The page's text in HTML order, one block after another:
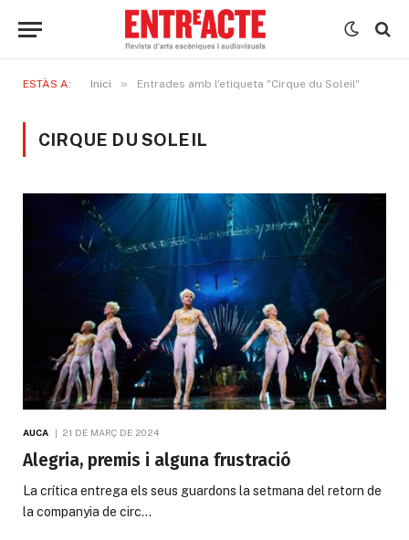
ESTÀS A: Inici » Entrades amb l'etiqueta "Cirque du Soleil"
CIRQUE DU SOLEIL
AUCA 21 DE MARÇ DE 2024
Alegria, premis i alguna frustració
La crítica entrega els seus guardons la setmana del retorn de
la companyia de circ…